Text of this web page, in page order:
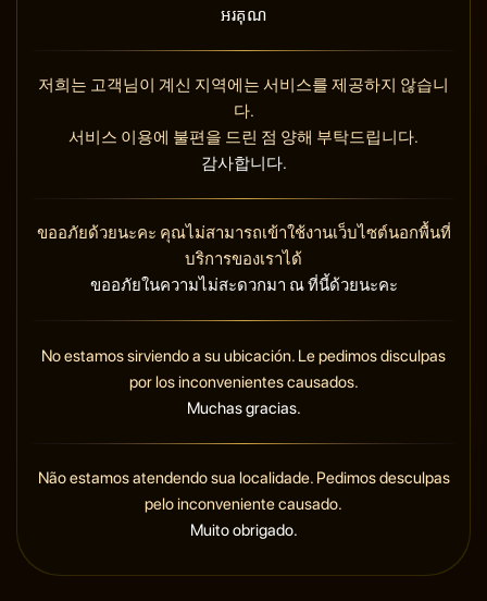
អរគុណ
저희는 고객님이 계신 지역에는 서비스를 제공하지 않습니
다.
서비스 이용에 불편을 드린 점 양해 부탁드립니다.
감사합니다.
ขออภัยด้วยนะคะ คุณไม่สามารถเข้าใช้งานเว็บไซต์นอกพื้นที่
บริการของเราได้
ขออภัยในความไม่สะดวกมา ณ ที่นี้ด้วยนะคะ
No estamos sirviendo a su ubicación. Le pedimos disculpas
por los inconvenientes causados.
Muchas gracias.
Não estamos atendendo sua localidade. Pedimos desculpas
pelo inconveniente causado.
Muito obrigado.